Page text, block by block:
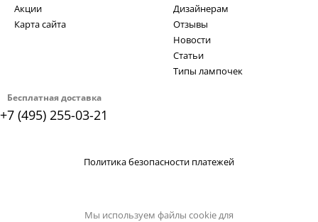
Бесплатная доставка
+7 (495) 255-03-21
Акции
Карта сайта
Дизайнерам
Отзывы
Новости
Статьи
Типы лампочек
Политика безопасности платежей
Мы используем файлы cookie для